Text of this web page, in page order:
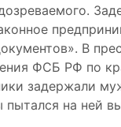
В
ФСБ РФ по
задержали
пытался на ней